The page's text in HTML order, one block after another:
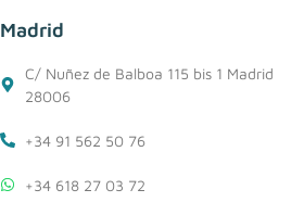
Madrid
C/ Nuñez de Balboa 115 bis 1 Madrid
28006
+34 91 562 50 76
+34 618 27 03 72